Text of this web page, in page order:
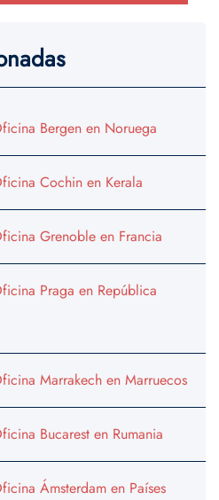
Bergen en Noruega
Cochin en Kerala
Grenoble en Francia
Praga en República
Marrakech en Marruecos
Bucarest en Rumania
Ámsterdam en Países